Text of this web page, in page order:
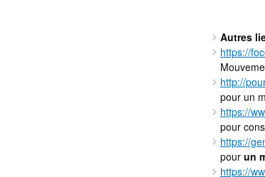
Autres
https://
http://
pour un
https://
pour
https://
pour un
https://